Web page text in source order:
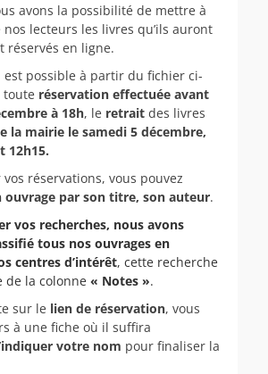
avons la possibilité de mettre à
lecteurs les livres qu’ils auront
réservés en ligne.
est possible à partir du fichier ci-
toute réservation effectuée avant
à 18h, le retrait des livres
la mairie le samedi 5 décembre,
12h15.
réservations, vous pouvez
ouvrage par son titre, son auteur.
vos recherches, nous avons
tous nos ouvrages en
centres d’intérêt, cette recherche
de la colonne « Notes ».
sur le lien de réservation, vous
à une fiche où il suffira
indiquer votre nom pour finaliser la